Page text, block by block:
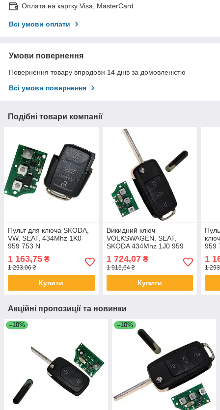
Оплата на картку Visa, MasterCard
Всі умови оплати
Умови повернення
Повернення товару впродовж 14 днів за домовленістю
Всі умови повернення
Подібні товари компанії
Пульт для ключа SKODA,
VW, SEAT, 434Mhz 1K0
959 753 N
1 163,75 ₴
1 293,06 ₴
Купити
Викидний ключ
VOLKSWAGEN, SEAT,
SKODA 434Mhz 1J0 959
1 724,07₴
1 915,64 ₴
Купити
959
1
1
Акційні пропозиції та новинки
–10% –10%